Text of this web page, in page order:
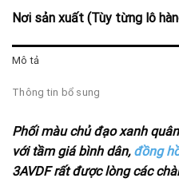
Nơi sản xuất (Tùy từng lô
Mô tả
Thông tin bổ sung
Phối màu chủ đạo xanh
với tầm giá bình dân, đồng
3AVDF rất được lòng các